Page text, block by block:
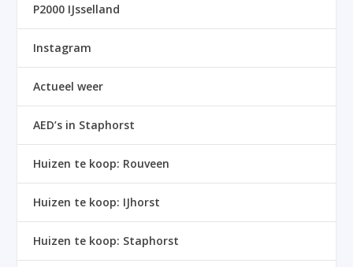
P2000 IJsselland
Instagram
Actueel weer
AED’s in Staphorst
Huizen te koop: Rouveen
Huizen te koop: IJhorst
Huizen te koop: Staphorst